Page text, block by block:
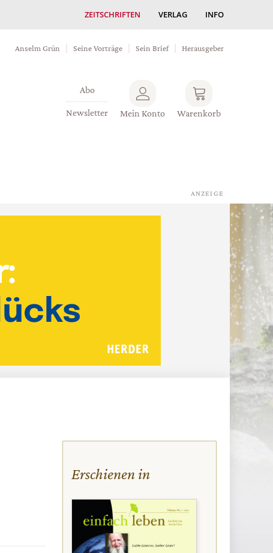
ZEITSCHRIFTEN VERLAG INFO
Anselm Grün Seine Vorträge Sein Brief Herausgeber
Abo
Newsletter Mein Konto Warenkorb
Erschienen in